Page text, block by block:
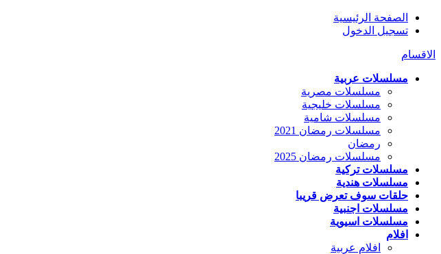
الصفحة الرئيسية
تسجيل الدخول
الاقسام
مسلسلات عربية
مسلسلات مصرية
مسلسلات خليجية
مسلسلات شامية
مسلسلات رمضان 2021
رمضان
مسلسلات رمضان 2025
مسلسلات تركية
مسلسلات هندية
حلقات سوف تعرض قريبا
مسلسلات اجنبية
مسلسلات اسيوية
افلام
افلام عربية